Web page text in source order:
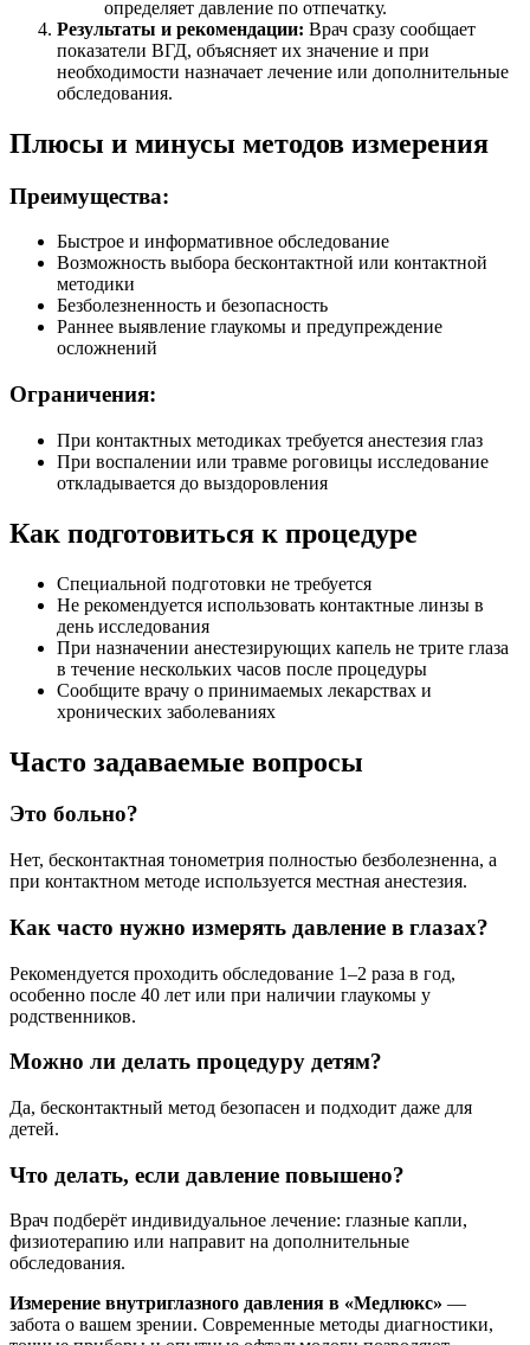
определяет давление по отпечатку.
Результаты и рекомендации: Врач сразу сообщает
показатели ВГД, объясняет их значение и при
необходимости назначает лечение или дополнительные
обследования.
Плюсы и минусы методов измерения
Преимущества:
Быстрое и информативное обследование
Возможность выбора бесконтактной или контактной
методики
Безболезненность и безопасность
Раннее выявление глаукомы и предупреждение
осложнений
Ограничения:
При контактных методиках требуется анестезия глаз
При воспалении или травме роговицы исследование
откладывается до выздоровления
Как подготовиться к процедуре
Специальной подготовки не требуется
Не рекомендуется использовать контактные линзы в
день исследования
При назначении анестезирующих капель не трите глаза
в течение нескольких часов после процедуры
Сообщите врачу о принимаемых лекарствах и
хронических заболеваниях
Часто задаваемые вопросы
Это больно?
Нет, бесконтактная тонометрия полностью безболезненна, а
при контактном методе используется местная анестезия.
Как часто нужно измерять давление в глазах?
Рекомендуется проходить обследование 1–2 раза в год,
особенно после 40 лет или при наличии глаукомы у
родственников.
Можно ли делать процедуру детям?
Да, бесконтактный метод безопасен и подходит даже для
детей.
Что делать, если давление повышено?
Врач подберёт индивидуальное лечение: глазные капли,
физиотерапию или направит на дополнительные
обследования.
Измерение внутриглазного давления в «Медлюкс» —
забота о вашем зрении. Современные методы диагностики,